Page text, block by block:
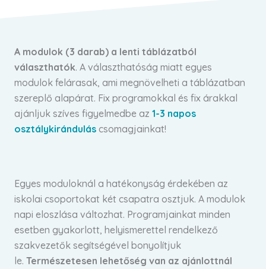
A modulok (3 darab) a lenti táblázatból
választhatók. A választhatóság miatt egyes
modulok felárasak, ami megnövelheti a táblázatban
szereplő alapárat. Fix programokkal és fix árakkal
ajánljuk szíves figyelmedbe az 1-3 napos
osztálykirándulás csomagjainkat!
Egyes moduloknál a hatékonyság érdekében az
iskolai csoportokat két csapatra osztjuk. A modulok
napi eloszlása változhat. Programjainkat minden
esetben gyakorlott, helyismerettel rendelkező
szakvezetők segítségével bonyolítjuk
le. Természetesen lehetőség van az ajánlottnál